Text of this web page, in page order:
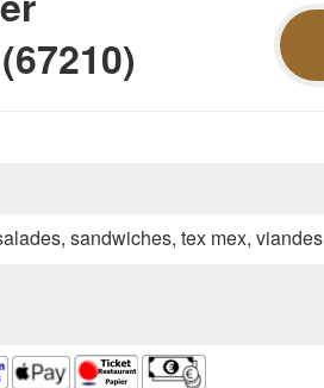
sandwiches, tex mex, viandes